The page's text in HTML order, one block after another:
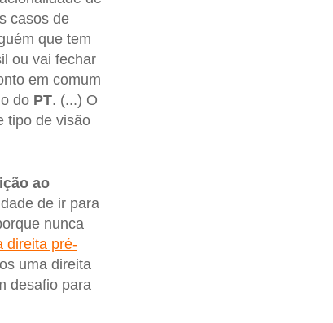
casos de
que tem
ou vai fechar
em comum
do PT. (...) O
tipo de visão
ao
de ir para
nunca
direita pré-
uma direita
desafio para